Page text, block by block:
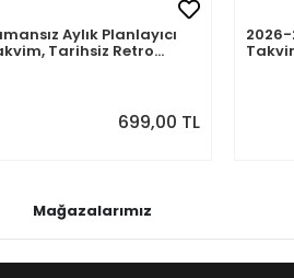
Aylık Planlayıcı
Tarihsiz Retro
699,00 TL
Mağazalarımız